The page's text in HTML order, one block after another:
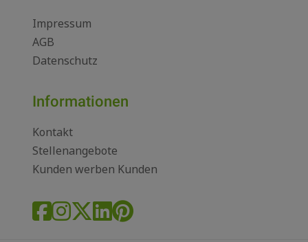
Impressum
AGB
Datenschutz
Informationen
Kontakt
Stellenangebote
Kunden werben Kunden